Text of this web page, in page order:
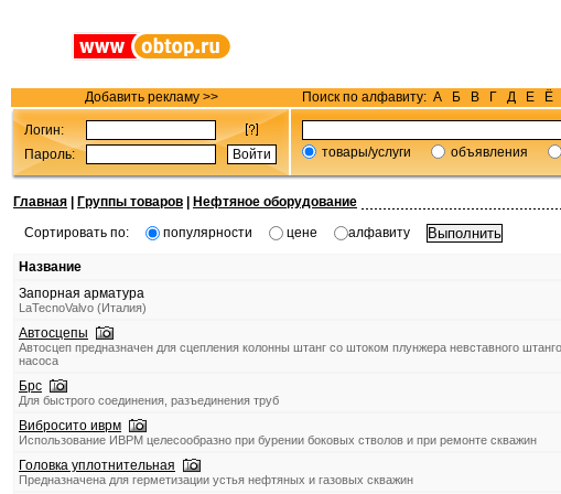
Добавить рекламу >> Поиск по алфавиту: А Б В Г Д Е Ё
Логин:
Пароль:
товары/услуги объявления
Главная Группы товаров
Нефтяное оборудование
Сортировать по:
популярности цене алфавиту
Название
Запорная арматура
LaTecnoValvo (Италия)
Автосцепы
Автосцеп предназначен для сцепления колонны штанг со штоком плунжера невставного
насоса
Брс
Для быстрого соединения, разъединения труб
Вибросито иврм
Использование ИВРМ целесообразно при бурении боковых стволов и при ремонте скважин
Головка уплотнительная
Предназначена для герметизации устья нефтяных и газовых скважин